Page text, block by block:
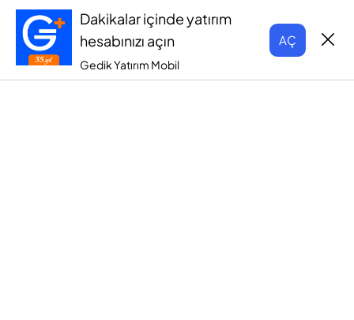
Dakikalar içinde yatırım
hesabınızı açın
Gedik Yatırım Mobil
AÇ